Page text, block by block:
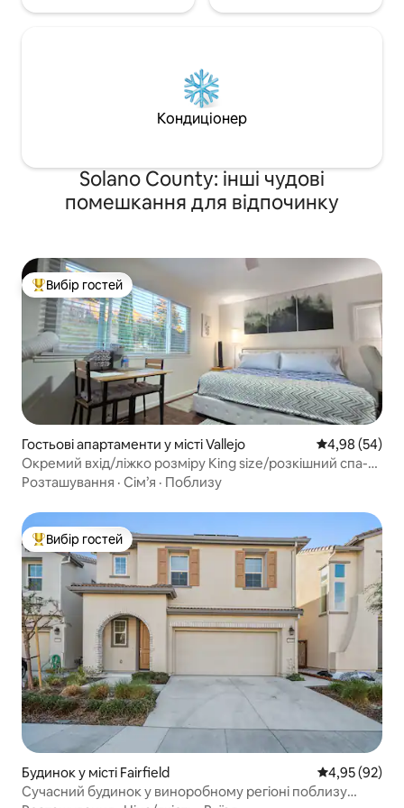
Кондиціонер
Solano County: інші чудові
помешкання для відпочинку
Топ вибір гостей
Вибір гостей
Гостьові апартаменти у місті Vallejo Середня
4,98 (54)
Окремий вхід/ліжко розміру King size/розкішний спа-
душ
Розташування · Сім’я · Поблизу
Топ вибір гостей
Вибір гостей
Будинок у місті Fairfield Середня
4,95 (92)
Сучасний будинок у виноробному регіоні поблизу